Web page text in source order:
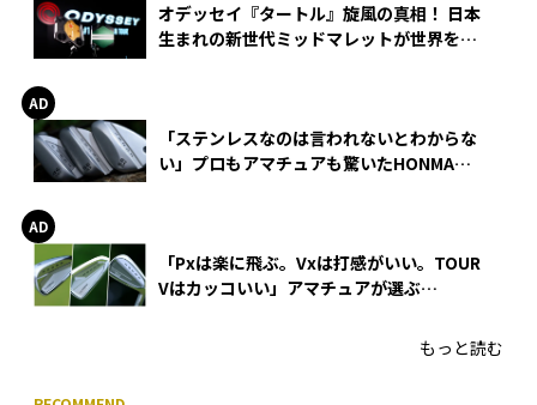
オデッセイ『タートル』旋風の真相！ 日本
生まれの新世代ミッドマレットが世界を席
「ステンレスなのは言われないとわからな
い」プロもアマチュアも驚いたHONMA
「Pxは楽に飛ぶ。Vxは打感がいい。TOUR
Vはカッコいい」アマチュアが選ぶ
もっと読む